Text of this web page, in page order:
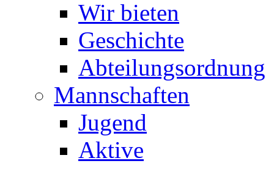
Wir bieten
Geschichte
Abteilungsordnung
Mannschaften
Jugend
Aktive